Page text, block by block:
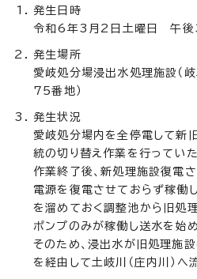
発生日時
令和6年3月2日土曜日 午後
発生場所
愛岐処分場浸出水処理施設（
75番地）
発生状況
愛岐処分場内を全停電して新
統の切り替え作業を行っていた
作業終了後、新処理施設復電
電源を復電させておらず稼働
を溜めておく調整池から旧処
ポンプのみが稼働し送水を始め
そのため、浸出水が旧処理施
を経由して土岐川（庄内川）へ